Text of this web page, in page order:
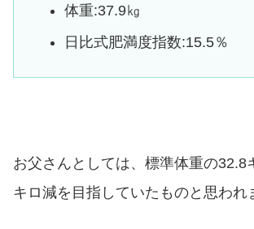
体重:37.9㎏
日比式肥満度指数:15.5％
お父さんとしては、標準体重の32.8
キロ減を目指していたものと思われ